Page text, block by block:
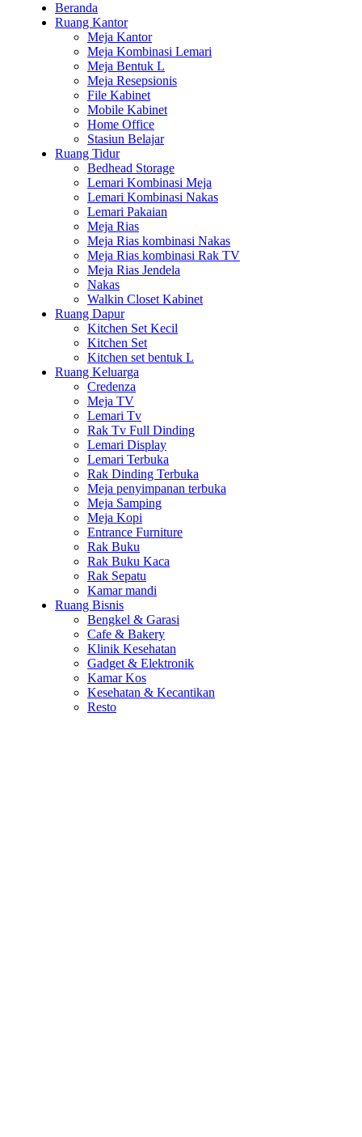
Beranda
Ruang Kantor
Meja Kantor
Meja Kombinasi Lemari
Meja Bentuk L
Meja Resepsionis
File Kabinet
Mobile Kabinet
Home Office
Stasiun Belajar
Ruang Tidur
Bedhead Storage
Lemari Kombinasi Meja
Lemari Kombinasi Nakas
Lemari Pakaian
Meja Rias
Meja Rias kombinasi Nakas
Meja Rias kombinasi Rak TV
Meja Rias Jendela
Nakas
Walkin Closet Kabinet
Ruang Dapur
Kitchen Set Kecil
Kitchen Set
Kitchen set bentuk L
Ruang Keluarga
Credenza
Meja TV
Lemari Tv
Rak Tv Full Dinding
Lemari Display
Lemari Terbuka
Rak Dinding Terbuka
Meja penyimpanan terbuka
Meja Samping
Meja Kopi
Entrance Furniture
Rak Buku
Rak Buku Kaca
Rak Sepatu
Kamar mandi
Ruang Bisnis
Bengkel & Garasi
Cafe & Bakery
Klinik Kesehatan
Gadget & Elektronik
Kamar Kos
Kesehatan & Kecantikan
Resto